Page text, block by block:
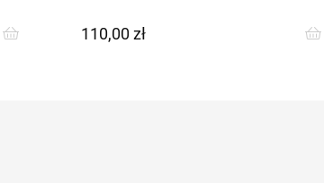
Cena
110,00 zł